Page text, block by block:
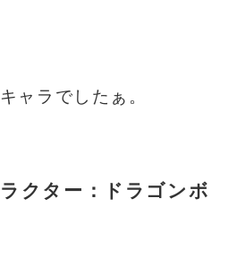
ャラでしたぁ。
クター：
ドラゴンボ